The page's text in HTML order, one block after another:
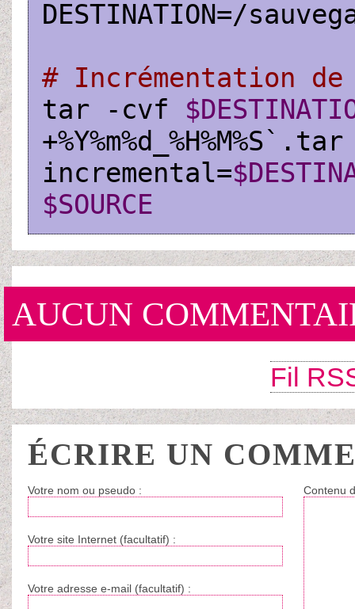
DESTINATION=/
# Incrémentation de
tar -cvf
incremental=
$SOURCE
AUCUN
Fil
ÉCRIRE UN
Contenu
Votre nom ou pseudo :
Votre site Internet (facultatif) :
Votre adresse e-mail (facultatif) :